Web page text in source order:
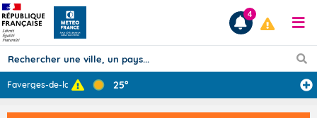
Prévisions
4
Faverges-de-la-... 25°